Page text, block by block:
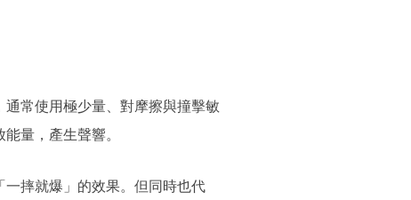
常使用極少量、對摩擦與撞擊敏
量，產生聲響。
摔就爆」的效果。但同時也代